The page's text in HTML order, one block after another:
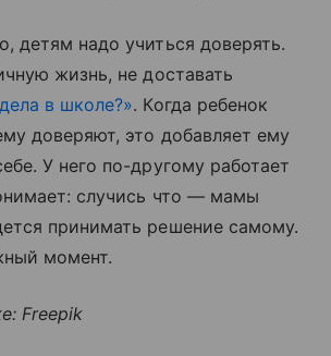
детям надо учиться доверять.
жизнь, не доставать
в школе?». Когда ребенок
доверяют, это добавляет ему
У него по-другому работает
случись что — мамы
принимать решение самому.
момент.
Freepik